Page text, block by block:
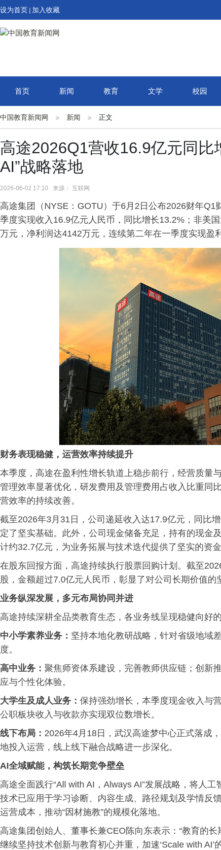
设为首页 加入收藏
首页 新闻 教育 文学 校园
中国教育新闻网 新闻 正文
高途2026Q1营收16.9亿元同比
AI”战略落地
2026-06-02 17:10 来源： 互联网
高途集团（NYSE：GOTU）于6月2日公布2026财年
季度实现收入16.9亿元人民币，同比增长13.2%；非美
万元，净利润达4142万元，连续第二年在一季度实现盈
财务表现稳健，运营效率持续提升
本季度，高途在盈利性增长轨道上稳步前行，经营质量
管理效率显著优化，研发费用及管理费用占收入比重同
营效率的持续改善。
截至2026年3月31日，公司递延收入达17.9亿元，同比
定了坚实基础。此外，公司现金储备充足，持有的现金
计约32.7亿元，为业务拓展与技术迭代提供了坚实的资
在股东回报方面，高途持续执行股票回购计划。截至
股，金额超过7.0亿元人民币，彰显了对公司长期价值
业务纵深发展，多元布局协同并进
高途持续深耕全品类教育生态，各业务线呈现稳健向好
中小学素养业务： 坚持本地化教研战略，针对省级地域
度。
高中业务： 聚焦师资体系建设，完善教师供应链；创新
应与个性化体验。
大学生及成人业务： 保持强劲增长，本季度现金收入与
公职板块收入与收款亦实现双位数增长。
线下布局： 2026年4月18日，武汉高途梦中心正式落成
地投入运营，线上线下融合战略进一步深化。
AI全域赋能，构筑长期竞争壁垒
高途全面践行“All with AI，Always AI”发展战略，将人
技术已应用于学习诊断、内容生成、路径规划及学情反
运营成本，推动“因材施教”的规模化落地。
高途集团创始人、董事长兼CEO陈向东表示：“教育的
继续坚持技术创新与教育初心并重，加速‘Scale with